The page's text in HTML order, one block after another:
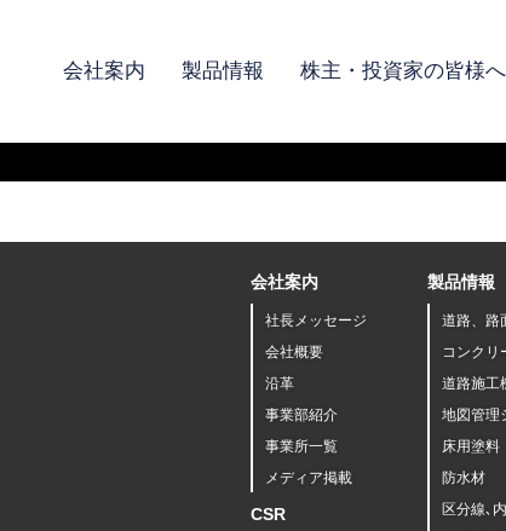
会社案内 製品情報 株主・投資家の皆様へ
会社案内
社長メッセージ
会社概要
沿革
事業部紹介
事業所一覧
メディア掲載
CSR
製品情報
道路、路
コンクリ
道路施工
地図管理
床用塗料
防水材
区分線､